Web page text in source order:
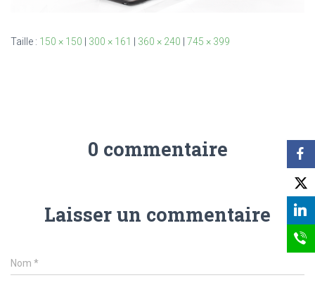
Taille : 150 × 150 300 × 161 360 × 240 745 × 399
0 commentaire
Laisser un commentaire
Nom *